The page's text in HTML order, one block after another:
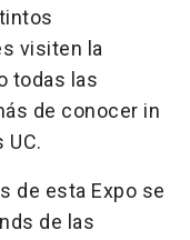
visiten la
todas las
de conocer in
de esta Expo se
de las